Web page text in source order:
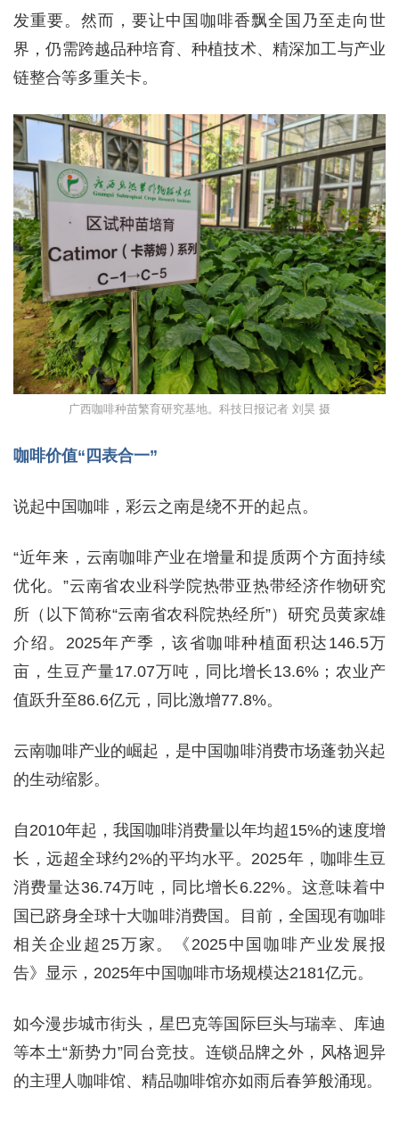
发重要。然而，要让中国咖啡香飘全国乃至走向世
界，仍需跨越品种培育、种植技术、精深加工与产业
链整合等多重关卡。
广西咖啡种苗繁育研究基地。科技日报记者 刘昊 摄
咖啡价值“四表合一”
说起中国咖啡，彩云之南是绕不开的起点。
“近年来，云南咖啡产业在增量和提质两个方面持续
优化。”云南省农业科学院热带亚热带经济作物研究
所（以下简称“云南省农科院热经所”）研究员黄家雄
介绍。2025年产季，该省咖啡种植面积达146.5万
亩，生豆产量17.07万吨，同比增长13.6%；农业产
值跃升至86.6亿元，同比激增77.8%。
云南咖啡产业的崛起，是中国咖啡消费市场蓬勃兴起
的生动缩影。
自2010年起，我国咖啡消费量以年均超15%的速度增
长，远超全球约2%的平均水平。2025年，咖啡生豆
消费量达36.74万吨，同比增长6.22%。这意味着中
国已跻身全球十大咖啡消费国。目前，全国现有咖啡
相关企业超25万家。《2025中国咖啡产业发展报
告》显示，2025年中国咖啡市场规模达2181亿元。
如今漫步城市街头，星巴克等国际巨头与瑞幸、库迪
等本土“新势力”同台竞技。连锁品牌之外，风格迥异
的主理人咖啡馆、精品咖啡馆亦如雨后春笋般涌现。